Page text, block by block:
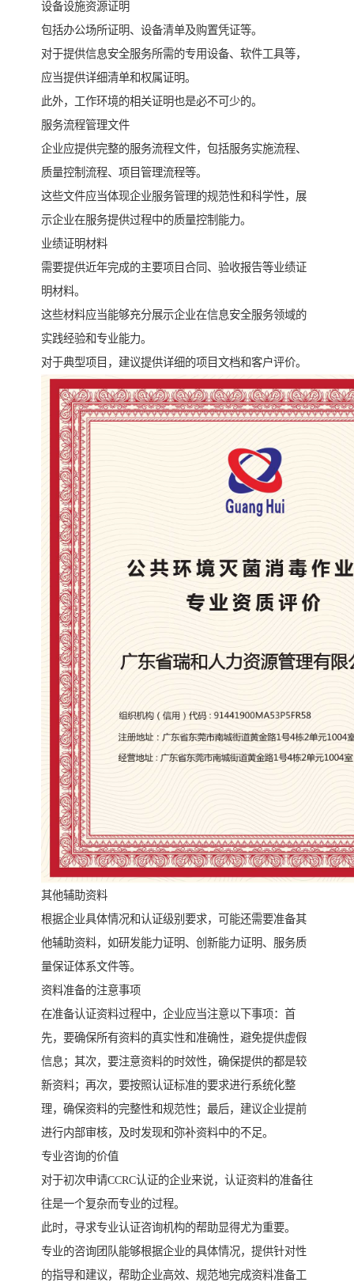
设备设施资源证明
包括办公场所证明、设备清单及购置凭证等。
对于提供信息安全服务所需的专用设备、软件工具等，
应当提供详细清单和权属证明。
此外，工作环境的相关证明也是必不可少的。
服务流程管理文件
企业应提供完整的服务流程文件，包括服务实施流程、
质量控制流程、项目管理流程等。
这些文件应当体现企业服务管理的规范性和科学性，展
示企业在服务提供过程中的质量控制能力。
业绩证明材料
需要提供近年完成的主要项目合同、验收报告等业绩证
明材料。
这些材料应当能够充分展示企业在信息安全服务领域的
实践经验和专业能力。
对于典型项目，建议提供详细的项目文档和客户评价。
其他辅助资料
根据企业具体情况和认证级别要求，可能还需要准备其
他辅助资料，如研发能力证明、创新能力证明、服务质
量保证体系文件等。
资料准备的注意事项
在准备认证资料过程中，企业应当注意以下事项：首
先，要确保所有资料的真实性和准确性，避免提供虚假
信息；其次，要注意资料的时效性，确保提供的都是较
新资料；再次，要按照认证标准的要求进行系统化整
理，确保资料的完整性和规范性；最后，建议企业提前
进行内部审核，及时发现和弥补资料中的不足。
专业咨询的价值
对于初次申请CCRC认证的企业来说，认证资料的准备往
往是一个复杂而专业的过程。
此时，寻求专业认证咨询机构的帮助显得尤为重要。
专业的咨询团队能够根据企业的具体情况，提供针对性
的指导和建议，帮助企业高效、规范地完成资料准备工